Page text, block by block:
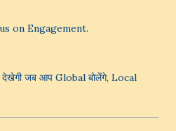
on Engagement.
जब आप Global बोलेंगे, Local